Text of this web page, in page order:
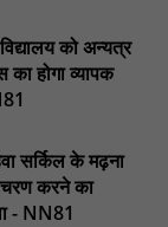
को अन्यत्र
होगा व्यापक
सर्किल के मढ़ना
करने का
- NN81